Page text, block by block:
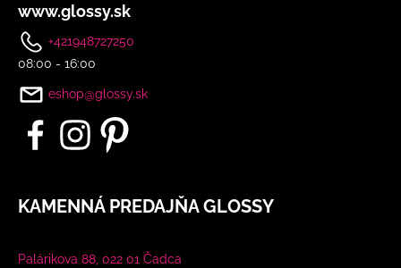
www.glossy.sk
+421948727250
08:00 - 16:00
eshop@glossy.sk
KAMENNÁ PREDAJŇA GLOSSY
Palárikova 88, 022 01 Čadca